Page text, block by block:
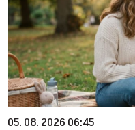
05. 08. 2026 06:45